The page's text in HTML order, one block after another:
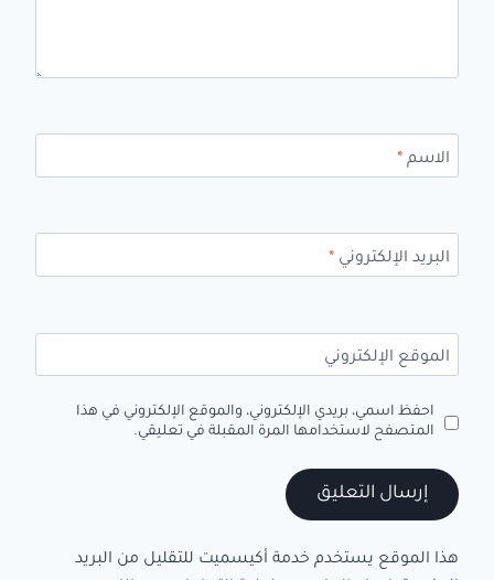
الاسم *
البريد الإلكتروني *
الموقع الإلكتروني
احفظ اسمي، بريدي الإلكتروني، والموقع الإلكتروني في هذا
المتصفح لاستخدامها المرة المقبلة في تعليقي.
هذا الموقع يستخدم خدمة أكيسميت للتقليل من البريد